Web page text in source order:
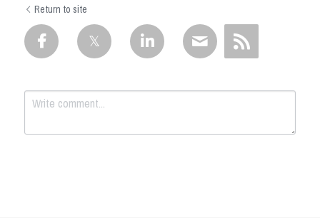
Return to site